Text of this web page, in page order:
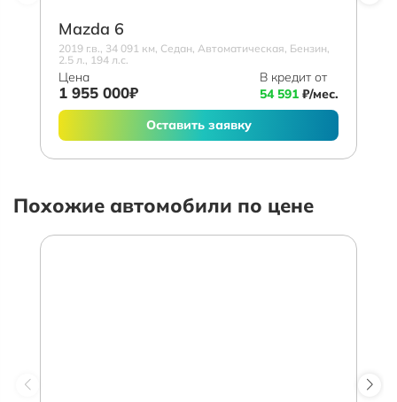
Mazda 6
2019 г.в., 34 091 км, Седан, Автоматическая, Бензин,
2.5 л., 194 л.с.
Цена
1 955 000₽
В кредит от
54 591 ₽/мес.
Оставить заявку
Похожие автомобили по цене